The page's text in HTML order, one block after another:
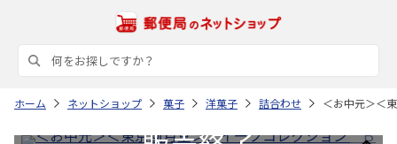
ホーム ネットショップ 菓子 洋菓子 詰合わせ ＜お中元＞＜